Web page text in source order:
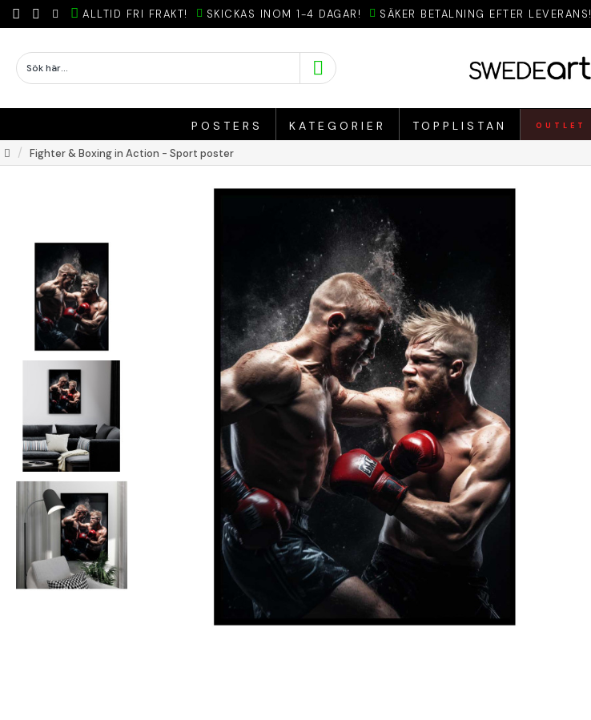
ALLTID FRI FRAKT! SKICKAS INOM 1-4 DAGAR! SÄKER BETALNING EFTER LEVERANS!
POSTERS KATEGORIER TOPPLISTAN OUTLET
Fighter & Boxing in Action - Sport poster